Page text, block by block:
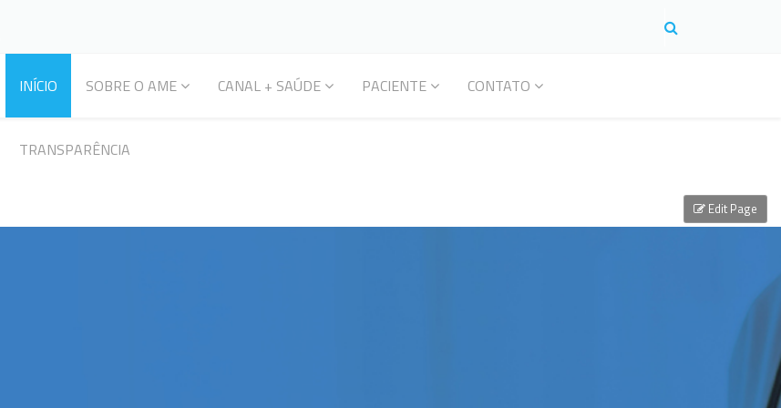
INÍCIO SOBRE O AME CANAL + SAÚDE PACIENTE CONTATO
TRANSPARÊNCIA
Edit Page